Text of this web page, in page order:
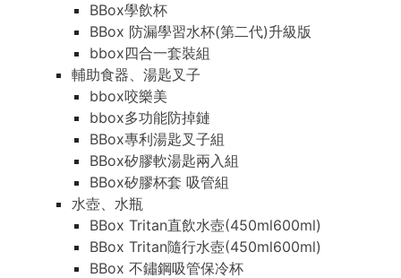
BBox學飲杯
BBox 防漏學習水杯(第二代)升級版
bbox四合一套裝組
輔助食器、湯匙叉子
bbox咬樂美
bbox多功能防掉鏈
BBox專利湯匙叉子組
BBox矽膠軟湯匙兩入組
BBox矽膠杯套 吸管組
水壺、水瓶
BBox Tritan直飲水壺(450ml600ml)
BBox Tritan隨行水壺(450ml600ml)
BBox 不鏽鋼吸管保冷杯